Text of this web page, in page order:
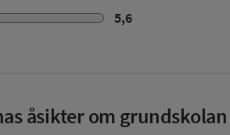
5,6
åsikter om grundskolan